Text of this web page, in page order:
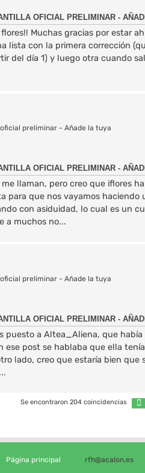
OFICIAL PRELIMINAR -
Muchas gracias por estar
lista con la primera corrección
del día 1) y luego otra cuando
preliminar - Añade la tuya
OFICIAL PRELIMINAR -
llaman, pero creo que iflores
para que nos vayamos haciendo
con asiduidad, lo cual es un
a muchos no...
preliminar - Añade la tuya
OFICIAL PRELIMINAR -
puesto a Altea_Aliena, que
ese post se hablaba que ella
lado, creo que estaría bien que
Se encontraron 204 coincidencias
Página principal rfh@acalon.es